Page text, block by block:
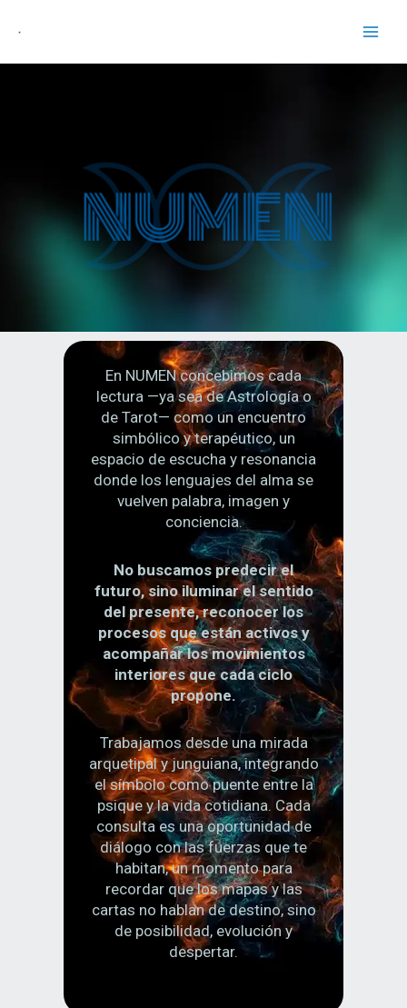
En NUMEN concebimos cada
lectura —ya sea de Astrología o
de Tarot— como un encuentro
simbólico y terapéutico, un
espacio de escucha y resonancia
donde los lenguajes del alma se
vuelven palabra, imagen y
conciencia.
No buscamos predecir el
futuro, sino iluminar el sentido
del presente, reconocer los
procesos que están activos y
acompañar los movimientos
interiores que cada ciclo
propone.
Trabajamos desde una mirada
arquetipal y junguiana, integrando
el símbolo como puente entre la
psique y la vida cotidiana. Cada
consulta es una oportunidad de
diálogo con las fuerzas que te
habitan, un momento para
recordar que los mapas y las
cartas no hablan de destino, sino
de posibilidad, evolución y
despertar.